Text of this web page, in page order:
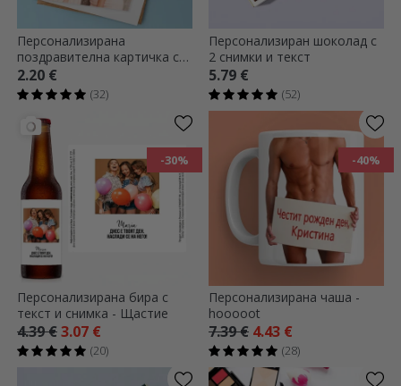
Персонализирана
поздравителна картичка с
снимка и текст
2.20 €
(32)
Персонализиран шоколад с
2 снимки и текст
5.79 €
(52)
-30%
Персонализирана бира с
текст и снимка - Щастие
4.39 €3.07 €
(20)
-40%
Персонализирана чаша -
hooooot
7.39 € 4.43 €
(28)